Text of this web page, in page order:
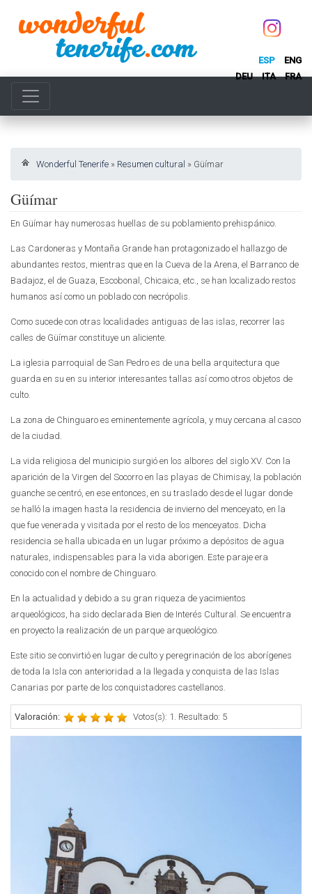
ESP
ENG
DEU
ITA FRA
Wonderful Tenerife » Resumen cultural » Güímar
Güímar
En Güímar hay numerosas huellas de su poblamiento prehispánico.
Las Cardoneras y Montaña Grande han protagonizado el hallazgo de
abundantes restos, mientras que en la Cueva de la Arena, el Barranco de
Badajoz, el de Guaza, Escobonal, Chicaica, etc., se han localizado restos
humanos así como un poblado con necrópolis.
Como sucede con otras localidades antiguas de las islas, recorrer las
calles de Güímar constituye un aliciente.
La iglesia parroquial de San Pedro es de una bella arquitectura que
guarda en su en su interior interesantes tallas así como otros objetos de
culto.
La zona de Chinguaro es eminentemente agrícola, y muy cercana al casco
de la ciudad.
La vida religiosa del municipio surgió en los albores del siglo XV. Con la
aparición de la Virgen del Socorro en las playas de Chimisay, la población
guanche se centró, en ese entonces, en su traslado desde el lugar donde
se halló la imagen hasta la residencia de invierno del menceyato, en la
que fue venerada y visitada por el resto de los menceyatos. Dicha
residencia se halla ubicada en un lugar próximo a depósitos de agua
naturales, indispensables para la vida aborigen. Este paraje era
conocido con el nombre de Chinguaro.
En la actualidad y debido a su gran riqueza de yacimientos
arqueológicos, ha sido declarada Bien de Interés Cultural. Se encuentra
en proyecto la realización de un parque arqueológico.
Este sitio se convirtió en lugar de culto y peregrinación de los aborígenes
de toda la Isla con anterioridad a la llegada y conquista de las Islas
Canarias por parte de los conquistadores castellanos.
Valoración: Votos(s): 1. Resultado: 5